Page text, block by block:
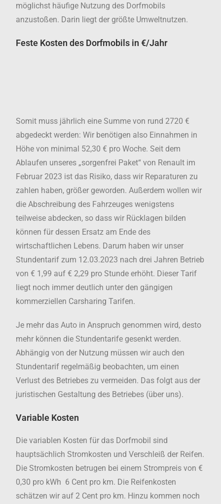
möglichst häufige Nutzung des Dorfmobils
anzustoßen. Darin liegt der größte Umweltnutzen.
Feste Kosten des Dorfmobils in €/Jahr
Somit muss jährlich eine Summe von rund 2720 €
abgedeckt werden: Wir benötigen also Einnahmen in
Höhe von minimal 52,30 € pro Woche. Seit dem
Ablaufen unseres „sorgenfrei Paket“ von Renault im
Februar 2023 ist das Risiko, dass wir Reparaturen zu
zahlen haben, größer geworden. Außerdem wollen wir
die Abschreibung des Fahrzeuges wenigstens
teilweise abdecken, so dass wir Rücklagen bilden
können für dessen Ersatz am Ende des
wirtschaftlichen Lebens. Darum haben wir unser
Stundentarif zum 12.03.2023 nach drei Jahren Betrieb
von € 1,99 auf € 2,29 pro Stunde erhöht. Dieser Tarif
liegt noch immer deutlich unter den gängigen
kommerziellen Carsharing Tarifen.
Je mehr das Auto in Anspruch genommen wird, desto
mehr können die Stundentarife gesenkt werden.
Abhängig von der Nutzung müssen wir auch den
Stundentarif regelmäßig beobachten, um einen
Verlust des Betriebes zu vermeiden. Das folgt aus der
juristischen Gestaltung des Betriebes (über uns).
Variable Kosten
Die variablen Kosten für das Dorfmobil sind
hauptsächlich Stromkosten und Verschleiß der Reifen.
Die Stromkosten betrugen bei einem Strompreis von €
0,30 pro kWh 6 Cent pro km. Die Reifenkosten
schätzen wir auf 2 Cent pro km. Hinzu kommen noch